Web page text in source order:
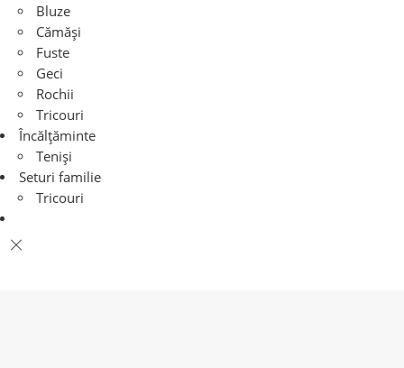
Bluze
Cămăși
Fuste
Geci
Rochii
Tricouri
Încălțăminte
Teniși
Seturi familie
Tricouri